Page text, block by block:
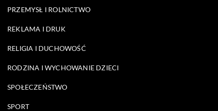
PRZEMYSŁ I ROLNICTWO
REKLAMA I DRUK
RELIGIA I DUCHOWOŚĆ
RODZINA I WYCHOWANIE DZIECI
SPOŁECZEŃSTWO
SPORT